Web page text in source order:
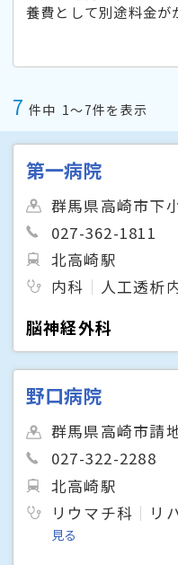
養費として別途料金が
7 件中 1〜7件を表示
第一病院
群馬県高崎市下
027-362-1811
北高崎駅
内科
人工透析
脳神経外科
野口病院
群馬県高崎市請
027-322-2288
北高崎駅
リウマチ科
リ
見る